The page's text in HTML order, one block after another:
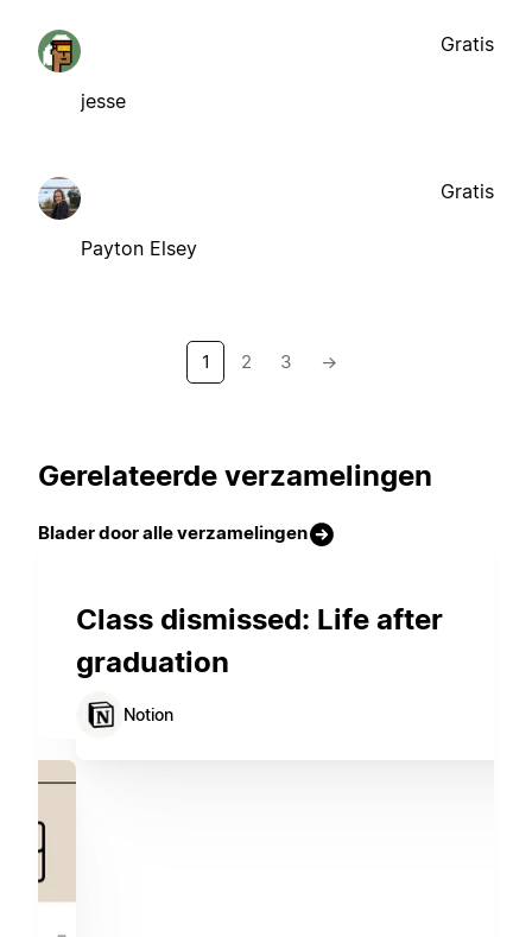
jesse
Gratis
Payton Elsey
Gratis
1 2 3 →
Gerelateerde verzamelingen
Blader door alle verzamelingen
Class dismissed: Life after
graduation
Notion